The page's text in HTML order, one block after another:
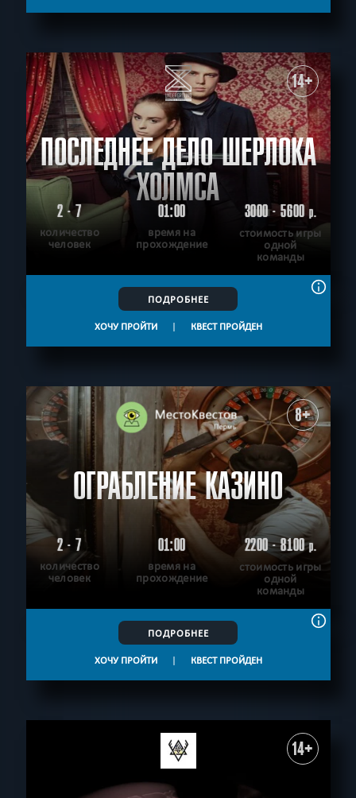
14+
ПОСЛЕДНЕЕ ДЕЛО ШЕРЛОКА
ХОЛМСА
2 - 7
количество
человек
01:00
время на
прохождение
3000 - 5600р.
стоимость игры
одной
команды
ПОДРОБНЕЕ
ХОЧУ ПРОЙТИ | КВЕСТ ПРОЙДЕН
8+
ОГРАБЛЕНИЕ КАЗИНО
2 - 7
количество
человек
01:00
время на
прохождение
2200 - 8100р.
стоимость игры
одной
команды
ПОДРОБНЕЕ
ХОЧУ ПРОЙТИ | КВЕСТ ПРОЙДЕН
14+